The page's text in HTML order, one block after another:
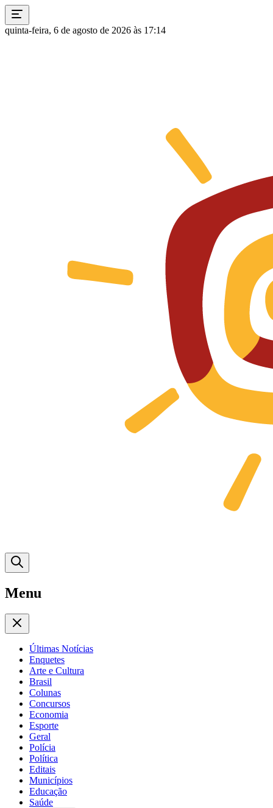
quinta-feira, 6 de agosto de 2026 às 17:14
Menu
Últimas Notícias
Enquetes
Arte e Cultura
Brasil
Colunas
Concursos
Economia
Esporte
Geral
Polícia
Política
Editais
Municípios
Educação
Saúde